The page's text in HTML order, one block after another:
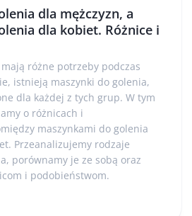
dla mężczyzn, a
dla kobiet. Różnice i
różne potrzeby podczas
istnieją maszynki do golenia,
dla każdej z tych grup. W tym
o różnicach i
maszynkami do golenia
Przeanalizujemy rodzaje
porównamy je ze sobą oraz
i podobieństwom.